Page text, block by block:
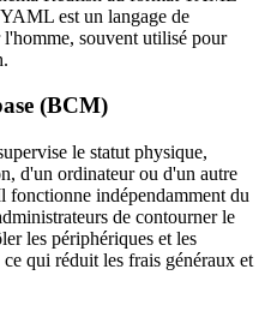
est un langage de
souvent utilisé pour
(BCM)
le statut physique,
d'un ordinateur ou d'un autre
fonctionne indépendamment du
de contourner le
les périphériques et les
qui réduit les frais généraux et